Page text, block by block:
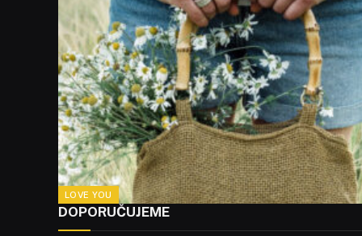
LOVE YOU
DOPORUČUJEME